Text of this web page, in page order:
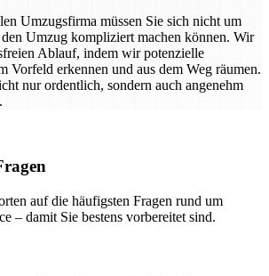
Umzugsfirma müssen Sie sich nicht um
Umzug kompliziert machen können. Wir
Ablauf, indem wir potenzielle
Vorfeld erkennen und aus dem Weg räumen.
nur ordentlich, sondern auch angenehm
auf die häufigsten Fragen rund um
– damit Sie bestens vorbereitet sind.